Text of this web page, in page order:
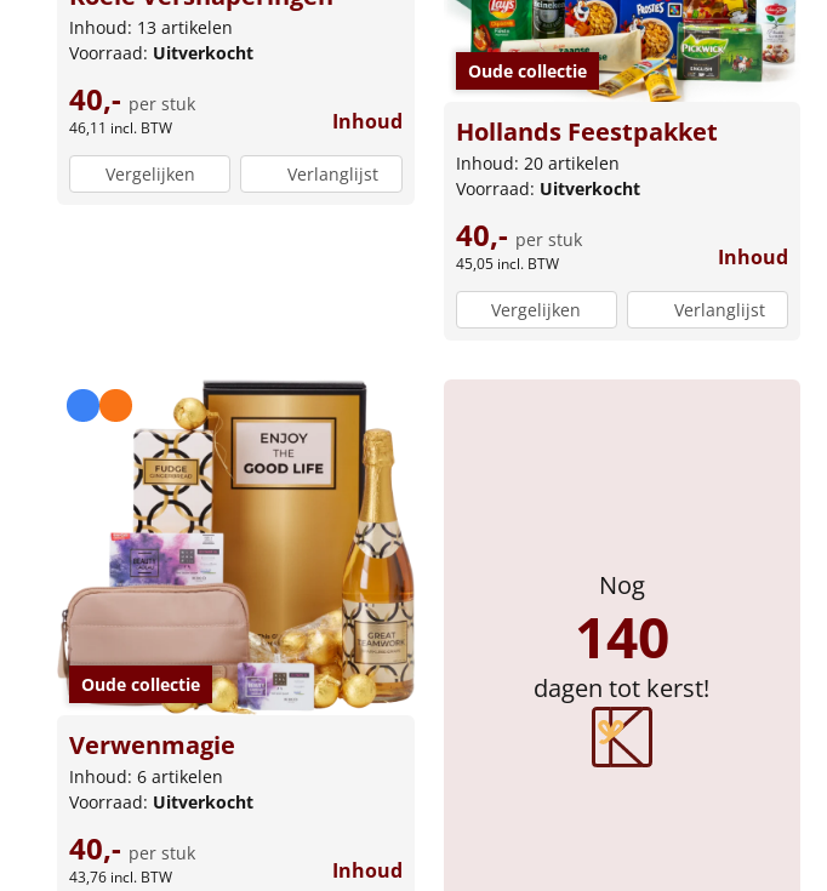
Inhoud: 13 artikelen
Voorraad: Uitverkocht
40,- per stuk
46,11 incl. BTW Inhoud
Vergelijken Verlanglijst
Oude collectie
Hollands Feestpakket
Inhoud: 20 artikelen
Voorraad: Uitverkocht
40,- per stuk
45,05 incl. BTW Inhoud
Vergelijken Verlanglijst
Oude collectie
Verwenmagie
Inhoud: 6 artikelen
Voorraad: Uitverkocht
40,- per stuk
43,76 incl. BTW Inhoud
Nog
140
dagen tot kerst!